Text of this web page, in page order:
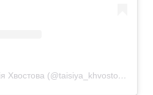
Допис, поширений Таїсія Хвостова (@taisiya_khvostova)